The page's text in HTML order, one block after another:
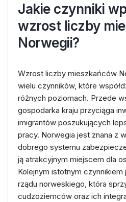
Jakie czynniki
wzrost liczby
Norwegii?
Wzrost liczby mieszkańców
wielu czynników, które
różnych poziomach. Przede
gospodarka kraju przyciąga
imigrantów poszukujących
pracy. Norwegia jest znana z
dobrego systemu
ją atrakcyjnym miejscem dla
Kolejnym istotnym
rządu norweskiego, która
cudzoziemców oraz ich